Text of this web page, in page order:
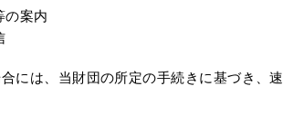
の案内
には、当財団の所定の手続きに基づき、速